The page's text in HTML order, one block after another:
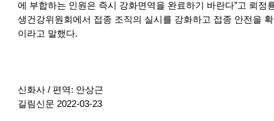
에 부합하는 인원은 즉시 강화면역을 완료하기 바란다”고 뢰정
생건강위원회에서 접종 조직의 실시를 강화하고 접종 안전을
이라고 말했다.
신화사 / 편역: 안상근
길림신문 2022-03-23